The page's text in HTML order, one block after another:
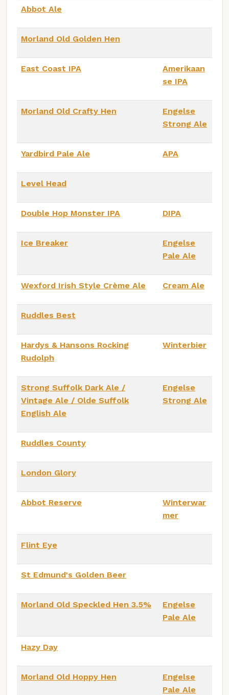
Abbot Ale
Morland Old Golden Hen
East Coast IPA
Amerikaan
se IPA
Morland Old Crafty Hen
Engelse
Strong Ale
Yardbird Pale Ale APA
Level Head
Double Hop Monster IPA DIPA
Ice Breaker
Engelse
Pale Ale
Wexford Irish Style Crème Ale Cream Ale
Ruddles Best
Hardys & Hansons Rocking
Rudolph
Winterbier
Strong Suffolk Dark Ale /
Vintage Ale / Olde Suffolk
English Ale
Engelse
Strong Ale
Ruddles County
London Glory
Abbot Reserve
Winterwar
mer
Flint Eye
St Edmund's Golden Beer
Morland Old Speckled Hen 3.5%
Engelse
Pale Ale
Hazy Day
Morland Old Hoppy Hen
Engelse
Pale Ale